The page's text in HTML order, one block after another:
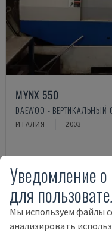
MYNX 550
DAEWOO -
ИТАЛИЯ 2003
Уведомление
для
Мы используем файлы
анализировать